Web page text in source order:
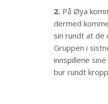
2. På Øya
dermed
sin rundt at de
Gruppen i
innspillene
bur rundt